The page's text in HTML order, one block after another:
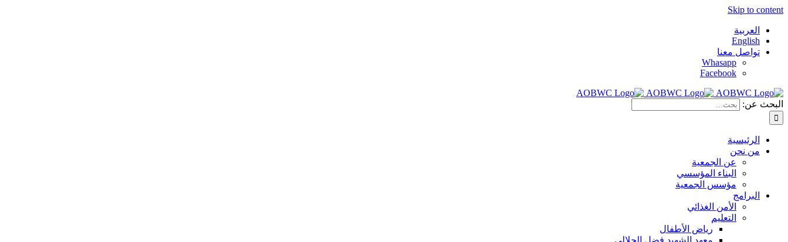
Skip to content
العربية
English
تواصل معنا
Whasapp
Facebook
البحث عن:
الرئيسية
من نحن
عن الجمعية
البناء المؤسسي
مؤسس الجمعية
البرامج
الأمن الغذائي
التعليم
رياض الأطفال
معهد الشهيد فضل الحلالي